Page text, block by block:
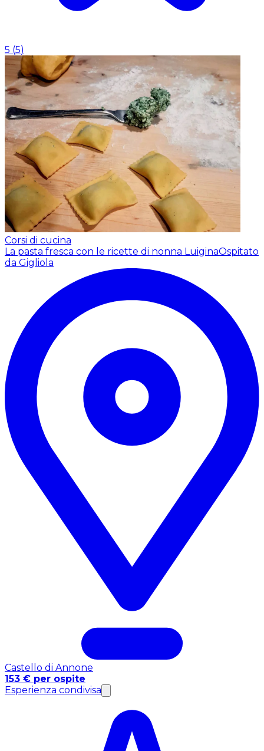
5 (5)
Corsi di cucina
La pasta fresca con le ricette di nonna LuiginaOspitato
da Gigliola
Castello di Annone
153 € per ospite
Esperienza condivisa